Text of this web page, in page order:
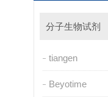
分子生物试剂
tiangen
Beyotime